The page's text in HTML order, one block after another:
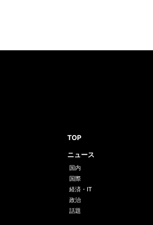
TOP
ニュース
国内
国際
経済・IT
政治
話題